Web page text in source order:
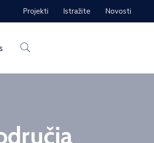
Projekti Istražite Novosti